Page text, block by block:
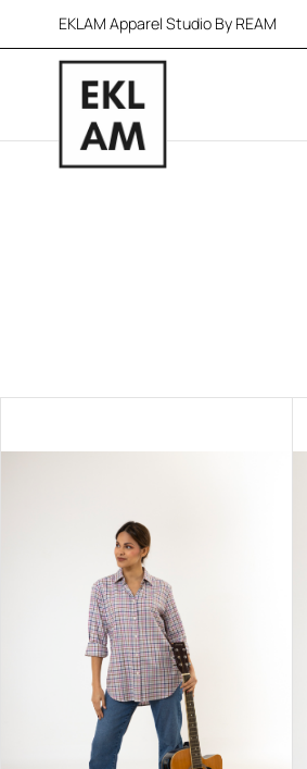
EKLAM Apparel Studio By REAM